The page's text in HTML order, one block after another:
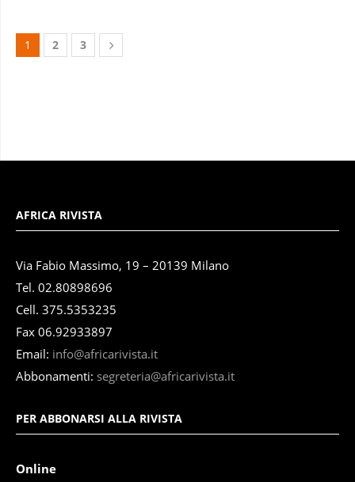
1 2 3
AFRICA RIVISTA
Via Fabio Massimo, 19 – 20139 Milano
Tel. 02.80898696
Cell. 375.5353235
Fax 06.92933897
Email: info@africarivista.it
Abbonamenti: segreteria@africarivista.it
PER ABBONARSI ALLA RIVISTA
Online